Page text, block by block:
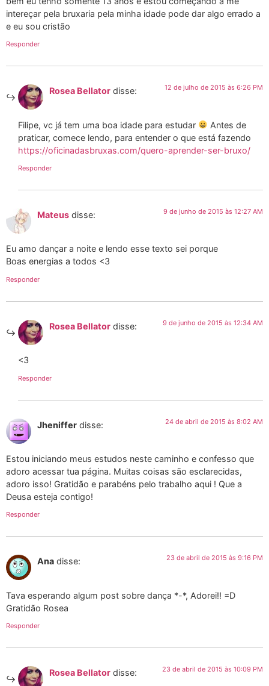
intereçar pela bruxaria pela minha idade pode dar algo errado a
e eu sou cristão
Responder
Rosea Bellator disse: 12 de julho de 2015 às 6:26 PM
Filipe, vc já tem uma boa idade para estudar
Antes de
praticar, comece lendo, para entender o que está fazendo
https://oficinadasbruxas.com/quero-aprender-ser-bruxo/
Responder
Mateus disse: 9 de junho de 2015 às 12:27 AM
Eu amo dançar a noite e lendo esse texto sei porque
Boas energias a todos <3
Responder
Rosea Bellator disse: 9 de junho de 2015 às 12:34 AM
<3
Responder
Jheniffer disse: 24 de abril de 2015 às 8:02 AM
Estou iniciando meus estudos neste caminho e confesso que
adoro acessar tua página. Muitas coisas são esclarecidas,
adoro isso! Gratidão e parabéns pelo trabalho aqui ! Que a
Deusa esteja contigo!
Responder
Ana disse: 23 de abril de 2015 às 9:16 PM
Tava esperando algum post sobre dança *-*, Adorei!! =D
Gratidão Rosea
Responder
Rosea Bellator disse: 23 de abril de 2015 às 10:09 PM